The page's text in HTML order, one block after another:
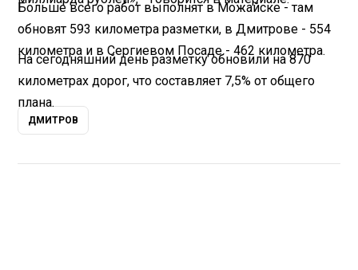
Больше всего работ выполнят в Можайске - там
обновят 593 километра разметки, в Дмитрове - 554
километра и в Сергиевом Посаде - 462 километра.
На сегодняшний день разметку обновили на 870
километрах дорог, что составляет 7,5% от общего
плана.
ДМИТРОВ